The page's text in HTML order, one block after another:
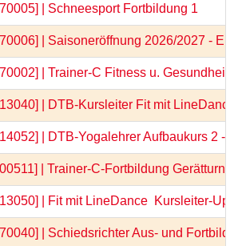
| Schneesport Fortbildung 1
| Saisoneröffnung 2026/2027 -
| Trainer-C Fitness u. Gesundheit
| DTB-Kursleiter Fit mit LineDance
| DTB-Yogalehrer Aufbaukurs 2 -
| Trainer-C-Fortbildung Gerätturnen
| Fit mit LineDance  Kursleiter-
| Schiedsrichter Aus- und